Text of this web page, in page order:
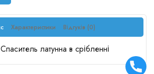
Характеристики Відгуків (0)
латунна в срібленні